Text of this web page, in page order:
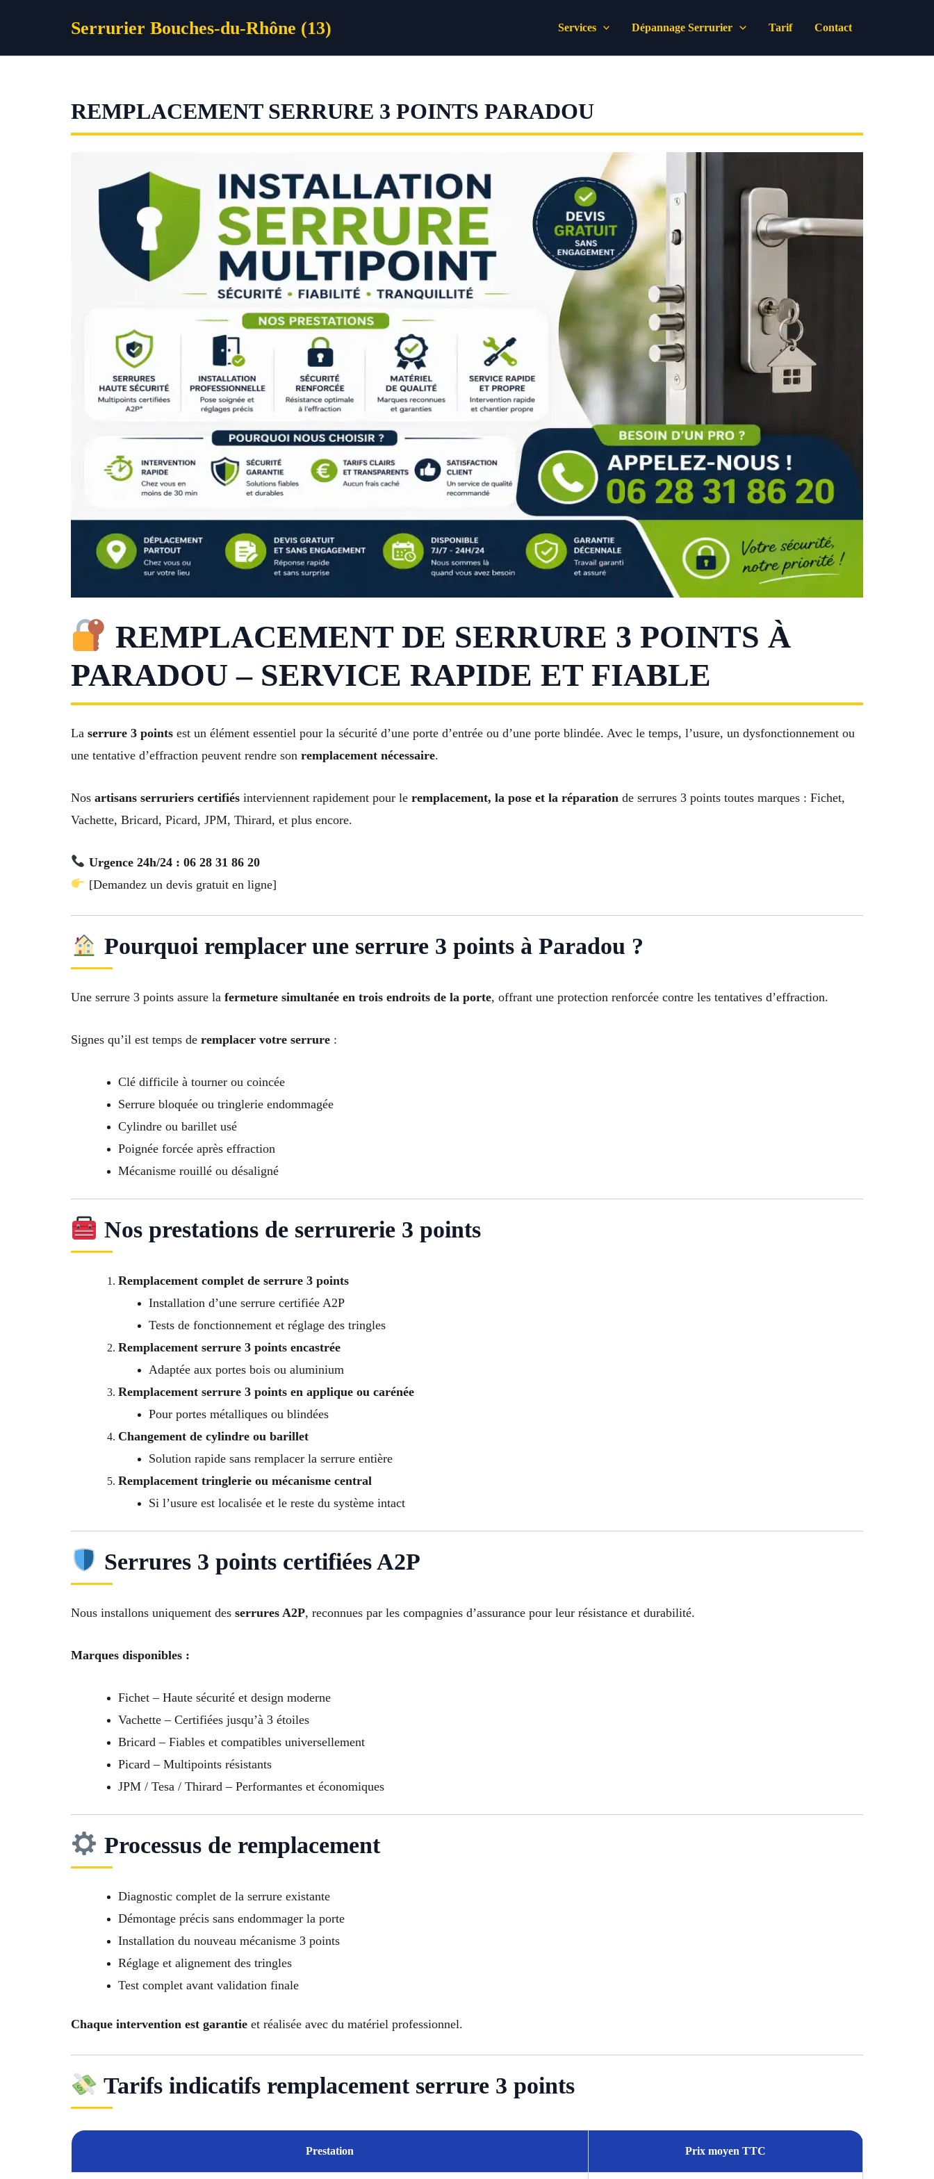
Serrurier Bouches-du-Rhône (13) Services Dépannage Serrurier Tarif Contact
REMPLACEMENT SERRURE 3 POINTS PARADOU
REMPLACEMENT DE SERRURE 3 POINTS À
PARADOU – SERVICE RAPIDE ET FIABLE
La serrure 3 points est un élément essentiel pour la sécurité d’une porte d’entrée ou d’une porte blindée. Avec le temps, l’usure, un dysfonctionnement ou
une tentative d’effraction peuvent rendre son remplacement nécessaire.
Nos artisans serruriers certifiés interviennent rapidement pour le remplacement, la pose et la réparation de serrures 3 points toutes marques : Fichet,
Vachette, Bricard, Picard, JPM, Thirard, et plus encore.
Urgence 24h/24 : 06 28 31 86 20
[Demandez un devis gratuit en ligne]
Pourquoi remplacer une serrure 3 points à Paradou ?
Une serrure 3 points assure la fermeture simultanée en trois endroits de la porte, offrant une protection renforcée contre les tentatives d’effraction.
Signes qu’il est temps de remplacer votre serrure :
Clé difficile à tourner ou coincée
Serrure bloquée ou tringlerie endommagée
Cylindre ou barillet usé
Poignée forcée après effraction
Mécanisme rouillé ou désaligné
Nos prestations de serrurerie 3 points
Remplacement complet de serrure 3 points
Installation d’une serrure certifiée A2P
Tests de fonctionnement et réglage des tringles
Remplacement serrure 3 points encastrée
Adaptée aux portes bois ou aluminium
Remplacement serrure 3 points en applique ou carénée
Pour portes métalliques ou blindées
Changement de cylindre ou barillet
Solution rapide sans remplacer la serrure entière
Remplacement tringlerie ou mécanisme central
Si l’usure est localisée et le reste du système intact
Serrures 3 points certifiées A2P
Nous installons uniquement des serrures A2P, reconnues par les compagnies d’assurance pour leur résistance et durabilité.
Marques disponibles :
Fichet – Haute sécurité et design moderne
Vachette – Certifiées jusqu’à 3 étoiles
Bricard – Fiables et compatibles universellement
Picard – Multipoints résistants
JPM / Tesa / Thirard – Performantes et économiques
Processus de remplacement
Diagnostic complet de la serrure existante
Démontage précis sans endommager la porte
Installation du nouveau mécanisme 3 points
Réglage et alignement des tringles
Test complet avant validation finale
Chaque intervention est garantie et réalisée avec du matériel professionnel.
Tarifs indicatifs remplacement serrure 3 points
Prestation Prix moyen TTC